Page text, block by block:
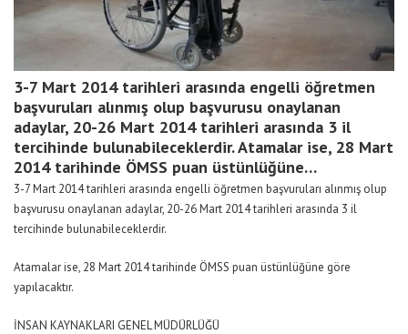
3-7 Mart 2014 tarihleri arasında engelli öğretmen
başvuruları alınmış olup başvurusu onaylanan
adaylar, 20-26 Mart 2014 tarihleri arasında 3 il
tercihinde bulunabileceklerdir. Atamalar ise, 28 Mart
2014 tarihinde ÖMSS puan üstünlüğüne…
3-7 Mart 2014 tarihleri arasında engelli öğretmen başvuruları alınmış olup
başvurusu onaylanan adaylar, 20-26 Mart 2014 tarihleri arasında 3 il
tercihinde bulunabileceklerdir.
Atamalar ise, 28 Mart 2014 tarihinde ÖMSS puan üstünlüğüne göre
yapılacaktır.
İNSAN KAYNAKLARI GENEL MÜDÜRLÜĞÜ